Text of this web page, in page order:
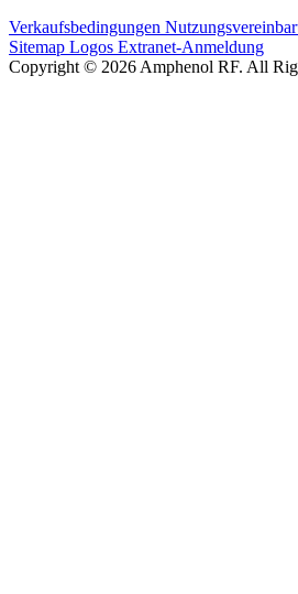
Verkaufsbedingungen
Sitemap Logos Extranet-Anmeldung
Copyright © 2026 Amphenol RF. All